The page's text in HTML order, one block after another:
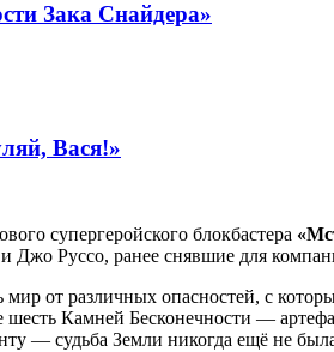
Зака Снайдера»
Вася!»
супергеройского блокбастера
Джо Руссо, ранее снявшие для
от различных опасностей, с
шесть Камней Бесконечности —
— судьба Земли никогда ещё не